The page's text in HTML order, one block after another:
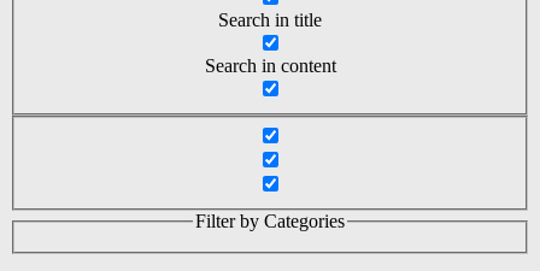
Search in title
Search in content
Filter by Categories